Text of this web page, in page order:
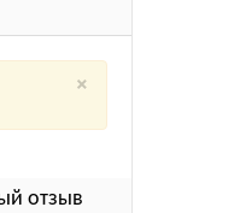
×
отзыв